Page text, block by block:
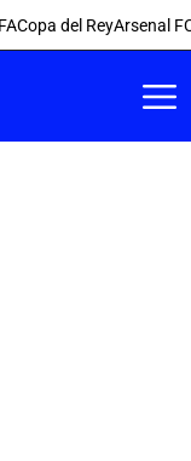
Copa del ReyArsenal